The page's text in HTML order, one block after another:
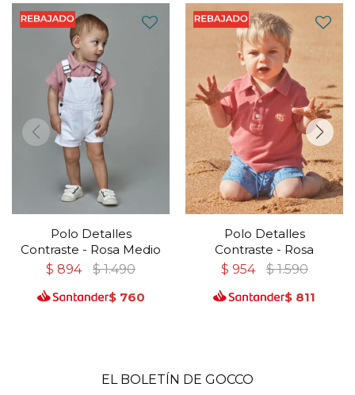
Polo Detalles
Contraste - Rosa Medio
$ 894 $ 1.490
$ 760
Polo Detalles
Contraste - Rosa
$ 954 $ 1.590
$ 811
EL BOLETÍN DE GOCCO